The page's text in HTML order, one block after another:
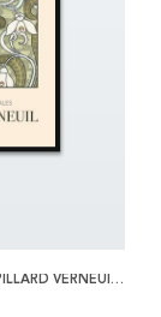
AFFICHE PERCE NEIGE BY MAURICE PILLARD VERNEUIL 40X50